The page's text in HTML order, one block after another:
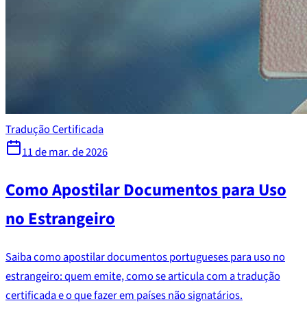
Tradução Certificada
11 de mar. de 2026
Como Apostilar Documentos para Uso
no Estrangeiro
Saiba como apostilar documentos portugueses para uso no
estrangeiro: quem emite, como se articula com a tradução
certificada e o que fazer em países não signatários.